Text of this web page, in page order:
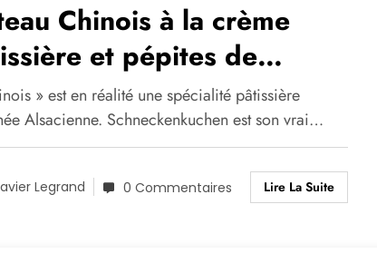
Chinois à la crème
et pépites de
» est en réalité une spécialité pâtissière
Alsacienne. Schneckenkuchen est son vrai…
Legrand 0 Commentaires Lire La Suite